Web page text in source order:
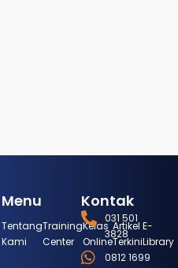
Menu
Tentang
Kami
Training
Center
Kelas
Online
Artikel
Terkini
E-
Library
Kontak
031 501
3828
0812 1699